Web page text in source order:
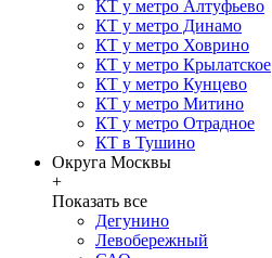
КТ у метро Алтуфьево
КТ у метро Динамо
КТ у метро Ховрино
КТ у метро Крылатское
КТ у метро Кунцево
КТ у метро Митино
КТ у метро Отрадное
КТ в Тушино
Округа Москвы
+
Показать все
Дегунино
Левобережный